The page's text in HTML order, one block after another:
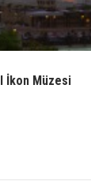
İkon Müzesi